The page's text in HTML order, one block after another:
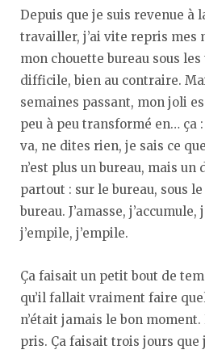
Depuis que je suis revenue à
travailler, j’ai vite repris mes
mon chouette bureau sous les
difficile, bien au contraire.
semaines passant, mon joli
peu à peu transformé en… ça
va, ne dites rien, je sais ce
n’est plus un bureau, mais un
partout : sur le bureau, sous
bureau. J’amasse, j’accumule,
j’empile, j’empile.
Ça faisait un petit bout de
qu’il fallait vraiment faire
n’était jamais le bon moment.
pris. Ça faisait trois jours que